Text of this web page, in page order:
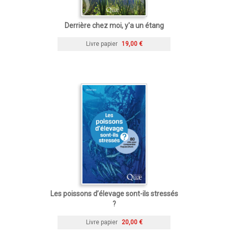
Derrière chez moi, y'a un étang
Livre papier 19,00 €
Les poissons d’élevage sont-ils stressés
?
Livre papier 20,00 €